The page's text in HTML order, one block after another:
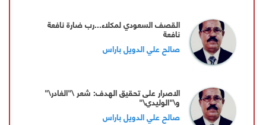
القصف السعودي لمكلاء...رب ضارة نافعة
نافعة
صالح علي الدويل باراس
الاصرار على تحقيق الهدف: شعر \"الغادر\"
و\"الوليدي\"
صالح علي الدويل باراس